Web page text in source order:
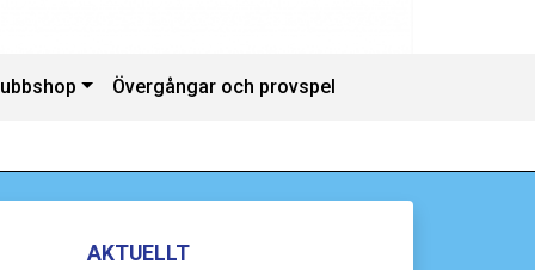
Övergångar och provspel
AKTUELLT